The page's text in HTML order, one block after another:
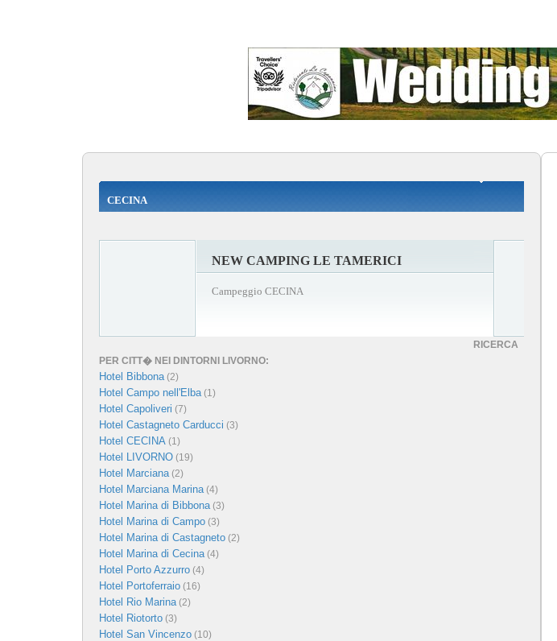
CECINA
NEW CAMPING LE TAMERICI
Campeggio CECINA
RICERCA
PER CITT� NEI DINTORNI LIVORNO:
Hotel Bibbona(2)
Hotel Campo nell'Elba(1)
Hotel Capoliveri (7)
Hotel Castagneto Carducci (3)
Hotel CECINA (1)
Hotel LIVORNO (19)
Hotel Marciana(2)
Hotel Marciana Marina(4)
Hotel Marina di Bibbona(3)
Hotel Marina di Campo (3)
Hotel Marina di Castagneto (2)
Hotel Marina di Cecina(4)
Hotel Porto Azzurro (4)
Hotel Portoferraio (16)
Hotel Rio Marina(2)
Hotel Riotorto (3)
Hotel San Vincenzo (10)